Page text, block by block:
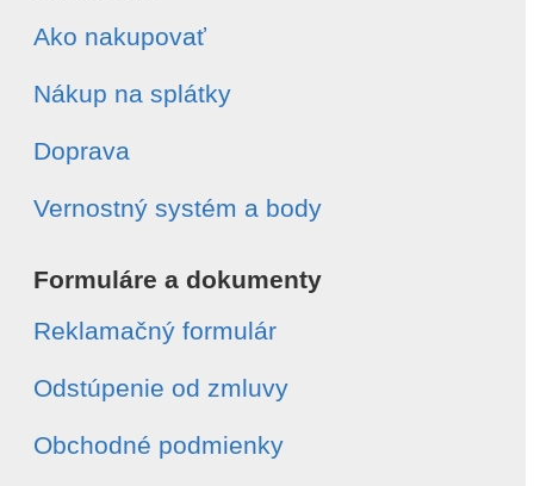
Ako nakupovať
Nákup na splátky
Doprava
Vernostný systém a body
Formuláre a dokumenty
Reklamačný formulár
Odstúpenie od zmluvy
Obchodné podmienky